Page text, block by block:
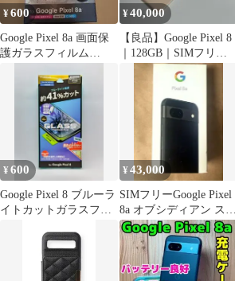
¥600
Google Pixel 8a 画面保
護ガラスフィルム
¥40,000
【良品】Google Pixel 8
｜128GB｜SIMフリー
¥600
Google Pixel 8 ブルーラ
イトカットガラスフィ
¥43,000
SIMフリーGoogle Pixel
8a オブシディアン スマ
ホ Google